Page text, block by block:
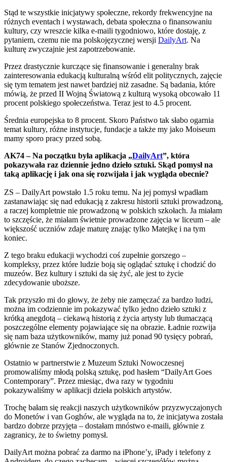
Stąd te wszystkie inicjatywy społeczne, rekordy frekwencyjne na
różnych eventach i wystawach, debata społeczna o finansowaniu
kultury, czy wreszcie kilka e-maili tygodniowo, które dostaję, z
pytaniem, czemu nie ma polskojęzycznej wersji DailyArt. Na
kulturę zwyczajnie jest zapotrzebowanie.
Przez drastycznie kurczące się finansowanie i generalny brak
zainteresowania edukacją kulturalną wśród elit politycznych, zajęcie
się tym tematem jest nawet bardziej niż zasadne. Są badania, które
mówią, że przed II Wojną Światową z kulturą wysoką obcowało 11
procent polskiego społeczeństwa. Teraz jest to 4.5 procent.
Średnia europejska to 8 procent. Skoro Państwo tak słabo ogarnia
temat kultury, różne instytucje, fundacje a także my jako Moiseum
mamy sporo pracy przed sobą.
AK74 – Na początku była aplikacja „DailyArt”, która
pokazywała raz dziennie jedno dzieło sztuki. Skąd pomysł na
taką aplikację i jak ona się rozwijała i jak wygląda obecnie?
ZS – DailyArt powstało 1.5 roku temu. Na jej pomysł wpadłam
zastanawiając się nad edukacją z zakresu historii sztuki prowadzoną,
a raczej kompletnie nie prowadzoną w polskich szkołach. Ja miałam
to szczęście, że miałam świetnie prowadzone zajęcia w liceum – ale
większość uczniów zdaje maturę znając tylko Matejkę i na tym
koniec.
Z tego braku edukacji wychodzi coś zupełnie gorszego –
kompleksy, przez które ludzie boją się oglądać sztukę i chodzić do
muzeów. Bez kultury i sztuki da się żyć, ale jest to życie
zdecydowanie uboższe.
Tak przyszło mi do głowy, że żeby nie zamęczać za bardzo ludzi,
można im codziennie im pokazywać tylko jedno dzieło sztuki z
krótką anegdotą – ciekawą historią z życia artysty lub tłumaczącą
poszczególne elementy pojawiające się na obrazie. Ładnie rozwija
się nam baza użytkowników, mamy już ponad 90 tysięcy pobrań,
głównie ze Stanów Zjednoczonych.
Ostatnio w partnerstwie z Muzeum Sztuki Nowoczesnej
promowaliśmy młodą polską sztukę, pod hasłem “DailyArt Goes
Contemporary”. Przez miesiąc, dwa razy w tygodniu
pokazywaliśmy w aplikacji dzieła polskich artystów.
Trochę bałam się reakcji naszych użytkowników przyzwyczajonych
do Monetów i van Goghów, ale wygląda na to, że inicjatywa została
bardzo dobrze przyjęta – dostałam mnóstwo e-maili, głównie z
zagranicy, że to świetny pomysł.
DailyArt można pobrać za darmo na iPhone’y, iPady i telefony z